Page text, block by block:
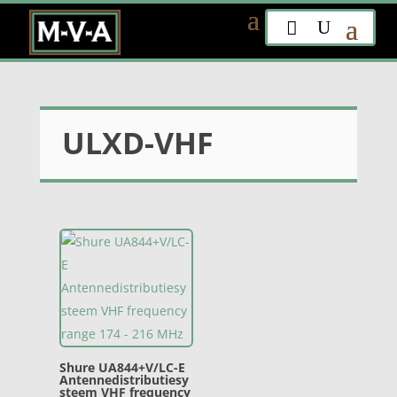
ULXD-VHF
Shure UA844+V/LC-E
Antennedistributiesy
steem VHF frequency